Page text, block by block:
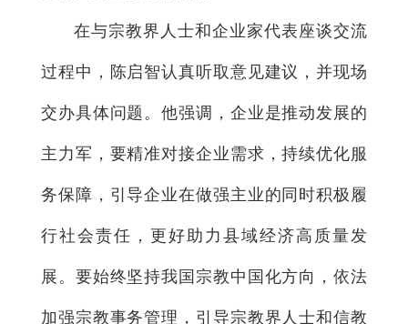
在与宗教界人士和企业家代表座谈交流
过程中，陈启智认真听取意见建议，并现场
交办具体问题。他强调，企业是推动发展的
主力军，要精准对接企业需求，持续优化服
务保障，引导企业在做强主业的同时积极履
行社会责任，更好助力县域经济高质量发
展。要始终坚持我国宗教中国化方向，依法
加强宗教事务管理，引导宗教界人士和信教